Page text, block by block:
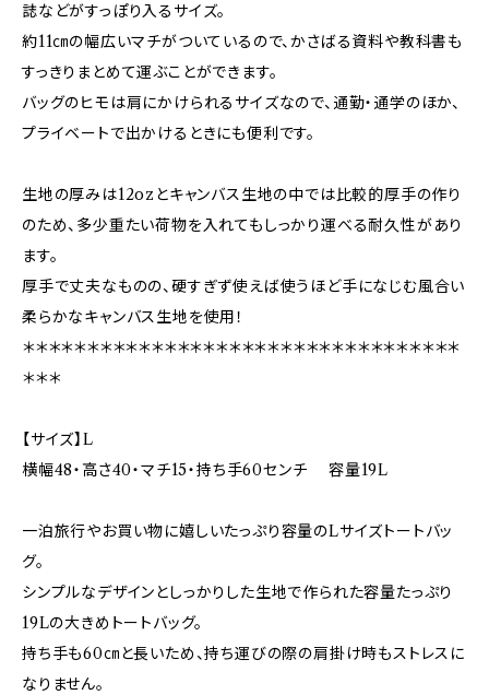
誌などがすっぽり入るサイズ。
約11㎝の幅広いマチがついているので、かさばる資料や教科書も
すっきりまとめて運ぶことができます。
バッグのヒモは肩にかけられるサイズなので、通勤・通学のほか、
プライベートで出かけるときにも便利です。
生地の厚みは12ozとキャンバス生地の中では比較的厚手の作り
のため、多少重たい荷物を入れてもしっかり運べる耐久性があり
ます。
厚手で丈夫なものの、硬すぎず使えば使うほど手になじむ風合い
柔らかなキャンバス生地を使用！
＊＊＊＊＊＊＊＊＊＊＊＊＊＊＊＊＊＊＊＊＊＊＊＊＊＊＊＊＊＊＊＊＊＊
＊＊＊
【サイズ】L
横幅48・高さ40・マチ15・持ち手60センチ 容量19L
一泊旅行やお買い物に嬉しいたっぷり容量のLサイズトートバッ
グ。
シンプルなデザインとしっかりした生地で作られた容量たっぷり
19Lの大きめトートバッグ。
持ち手も60㎝と長いため、持ち運びの際の肩掛け時もストレスに
なりません。